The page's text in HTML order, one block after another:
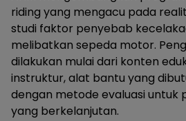
riding yang mengacu pada
studi faktor penyebab
melibatkan sepeda motor.
dilakukan mulai dari konten
instruktur, alat bantu yang
dengan metode evaluasi untuk
yang berkelanjutan.